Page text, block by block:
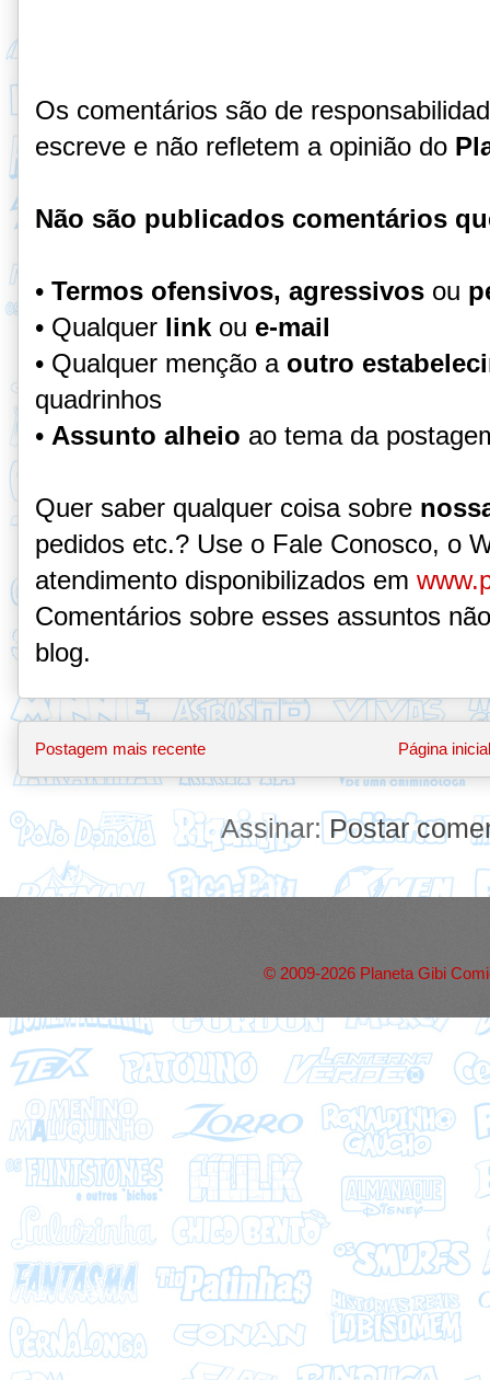
Os comentários são de
escreve e não refletem a opinião do
Não são publicados comentários
• Termos ofensivos, agressivos ou
• Qualquer link ou e-mail
• Qualquer menção a outro
quadrinhos
• Assunto alheio ao tema da
Quer saber qualquer coisa sobre
pedidos etc.? Use o Fale Conosco, o
atendimento disponibilizados em
Comentários sobre esses assuntos
blog.
Postagem mais recente Página inicial
Assinar: Postar
© 2009-2026 Planeta Gibi